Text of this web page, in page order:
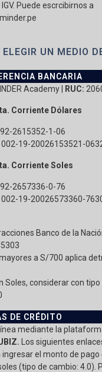
IGV. Puede escrcibirnos a
UN MEDIO
BANCARIA
Academy | RUC:
Corriente Dólares
2615352-1-06
002-19-20026153521-
Corriente Soles
2657336-0-76
002-19-20026573360-
Banco de la
a S/700 aplica
Soles, considerar con tipo
DE CRÉDITO
mediante la
Los siguientes
el monto de pago
(tipo de cambio: 4.0).